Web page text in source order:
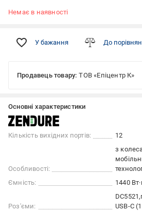
Немає в наявності
У бажання До
Продавець товару: ТОВ «Епіцентр К»
Основні характеристики
Кількість вихідних портів: 12
Особливості:
з
Ємність:
1440
Роз'єми:
DC5521
USB-C